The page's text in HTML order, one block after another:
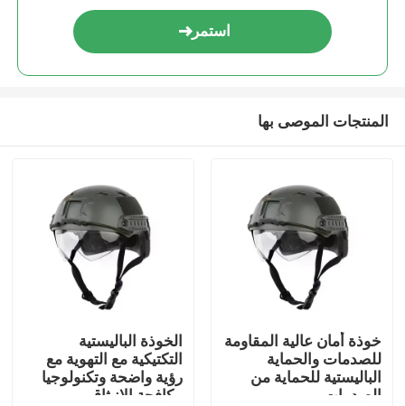
استمر
المنتجات الموصى بها
خوذة أمان عالية المقاومة
للصدمات والحماية
الباليستية للحماية من
الصدمات
الخوذة الباليستية
التكتيكية مع التهوية مع
رؤية واضحة وتكنولوجيا
مكافحة الانبثاق